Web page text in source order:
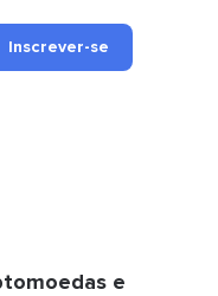
Inscrever-se
e